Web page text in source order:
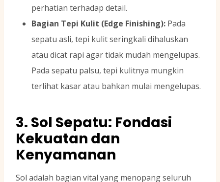
perhatian terhadap detail.
Bagian Tepi Kulit (Edge Finishing): Pada
sepatu asli, tepi kulit seringkali dihaluskan
atau dicat rapi agar tidak mudah mengelupas.
Pada sepatu palsu, tepi kulitnya mungkin
terlihat kasar atau bahkan mulai mengelupas.
3. Sol Sepatu: Fondasi
Kekuatan dan
Kenyamanan
Sol adalah bagian vital yang menopang seluruh